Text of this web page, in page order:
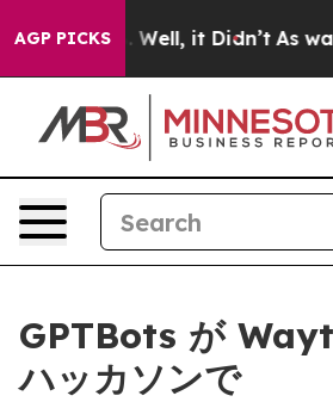
AGP PICKS
40%. Well, it Didn’t As war
GPTBots が
ハッカソンで